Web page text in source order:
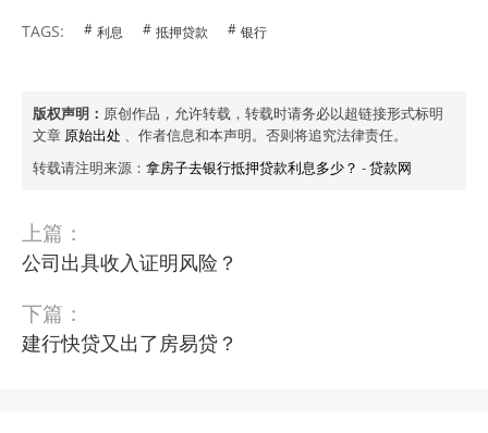
TAGS: 利息 抵押贷款 银行
版权声明： 原创作品，允许转载，转载时请务必以超链接形式标明
文章 原始出处 、作者信息和本声明。否则将追究法律责任。
转载请注明来源： 拿房子去银行抵押贷款利息多少？ -贷款网
上篇：
公司出具收入证明风险？
下篇：
建行快贷又出了房易贷？